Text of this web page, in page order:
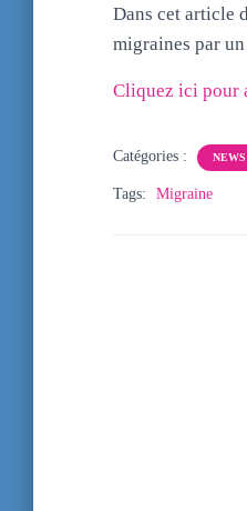
Dans cet article
migraines par
Cliquez ici pour
Catégories : NEWS
Tags: Migraine